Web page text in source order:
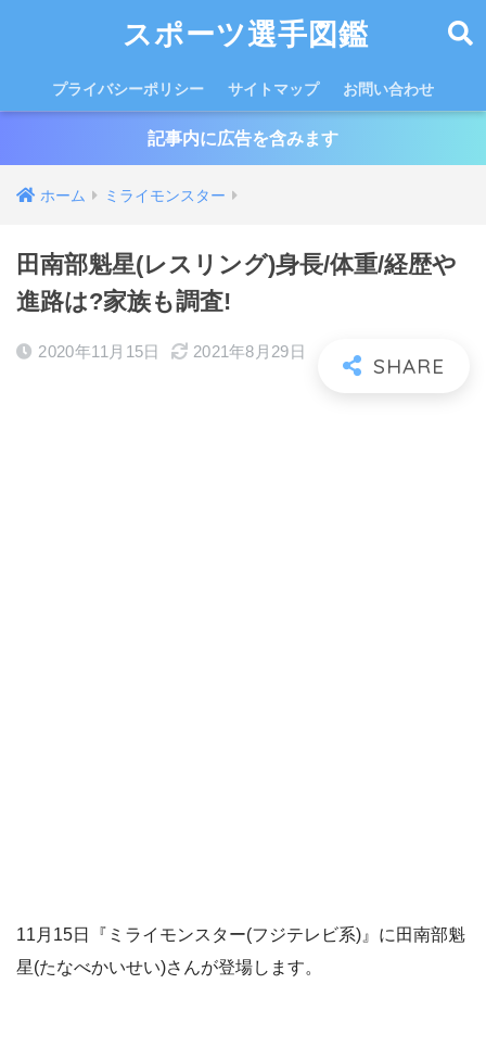
スポーツ選手図鑑
プライバシーポリシー サイトマップ お問い合わせ
記事内に広告を含みます
ホーム ミライモンスター
田南部魁星(レスリング)身長/体重/経歴や
進路は?家族も調査!
2020年11月15日 2021年8月29日
11月15日『ミライモンスター(フジテレビ系)』に田南部魁
星(たなべかいせい)さんが登場します。